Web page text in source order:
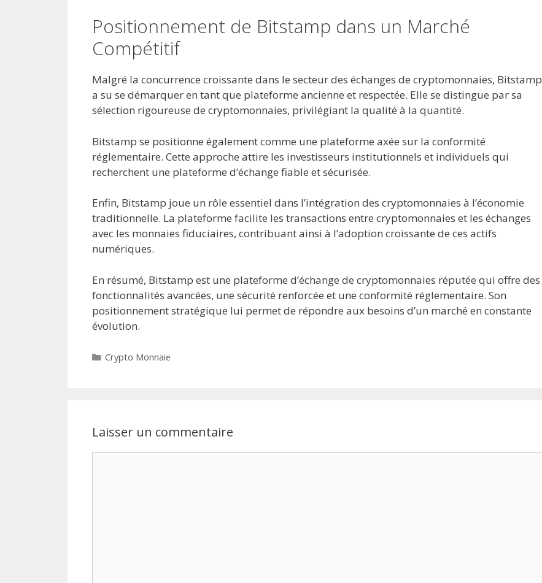
Positionnement de Bitstamp dans un Marché
Compétitif
Malgré la concurrence croissante dans le secteur des échanges de cryptomonnaies, Bitstamp
a su se démarquer en tant que plateforme ancienne et respectée. Elle se distingue par sa
sélection rigoureuse de cryptomonnaies, privilégiant la qualité à la quantité.
Bitstamp se positionne également comme une plateforme axée sur la conformité
réglementaire. Cette approche attire les investisseurs institutionnels et individuels qui
recherchent une plateforme d’échange fiable et sécurisée.
Enfin, Bitstamp joue un rôle essentiel dans l’intégration des cryptomonnaies à l’économie
traditionnelle. La plateforme facilite les transactions entre cryptomonnaies et les échanges
avec les monnaies fiduciaires, contribuant ainsi à l’adoption croissante de ces actifs
numériques.
En résumé, Bitstamp est une plateforme d’échange de cryptomonnaies réputée qui offre des
fonctionnalités avancées, une sécurité renforcée et une conformité réglementaire. Son
positionnement stratégique lui permet de répondre aux besoins d’un marché en constante
évolution.
Catégories
Crypto Monnaie
Laisser un commentaire